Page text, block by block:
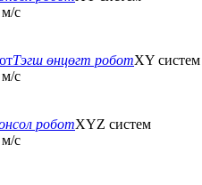
с
Тэгш өнцөгт роботXY систем
с
роботXYZ систем
с